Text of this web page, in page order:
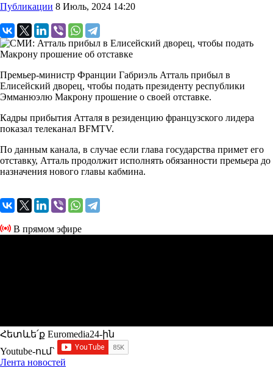
Публикации 8 Июль, 2024 14:20
Премьер-министр Франции Габриэль Атталь прибыл в
Елисейский дворец, чтобы подать президенту республики
Эмманюэлю Макрону прошение о своей отставке.
Кадры прибытия Атталя в резиденцию французского лидера
показал телеканал BFMTV.
По данным канала, в случае если глава государства примет его
отставку, Атталь продолжит исполнять обязанности премьера до
назначения нового главы кабмина.
В прямом эфире
Հետևե՛ք Euromedia24-ին
Youtube-ում`
Лента новостей